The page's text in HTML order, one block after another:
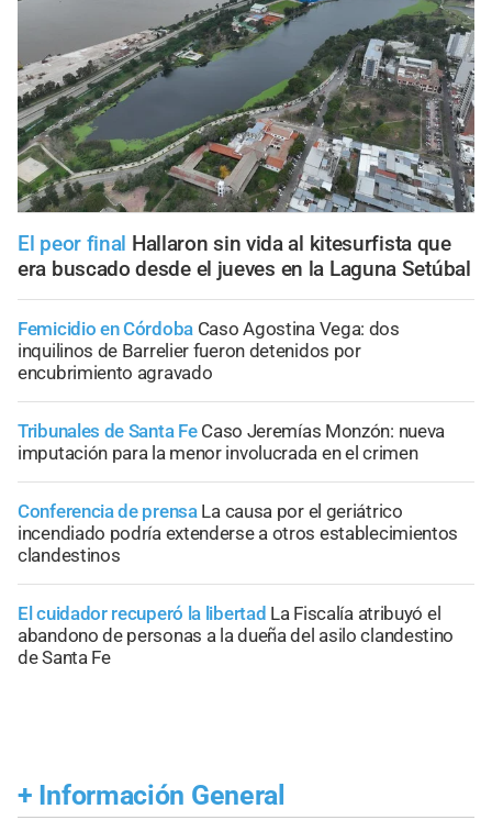
El peor final Hallaron sin vida al kitesurfista que
era buscado desde el jueves en la Laguna Setúbal
Femicidio en Córdoba Caso Agostina Vega: dos
inquilinos de Barrelier fueron detenidos por
encubrimiento agravado
Tribunales de Santa Fe Caso Jeremías Monzón: nueva
imputación para la menor involucrada en el crimen
Conferencia de prensa La causa por el geriátrico
incendiado podría extenderse a otros establecimientos
clandestinos
El cuidador recuperó la libertad La Fiscalía atribuyó el
abandono de personas a la dueña del asilo clandestino
de Santa Fe
+ Información General